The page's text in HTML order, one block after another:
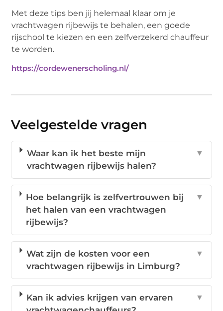
Met deze tips ben jij helemaal klaar om je
vrachtwagen rijbewijs te behalen, een goede
rijschool te kiezen en een zelfverzekerd chauffeur
te worden.
https://cordewenerscholing.nl/
Veelgestelde vragen
Waar kan ik het beste mijn
vrachtwagen rijbewijs halen?
▼
Hoe belangrijk is zelfvertrouwen bij
het halen van een vrachtwagen
rijbewijs?
▼
Wat zijn de kosten voor een
vrachtwagen rijbewijs in Limburg?
▼
Kan ik advies krijgen van ervaren
▼